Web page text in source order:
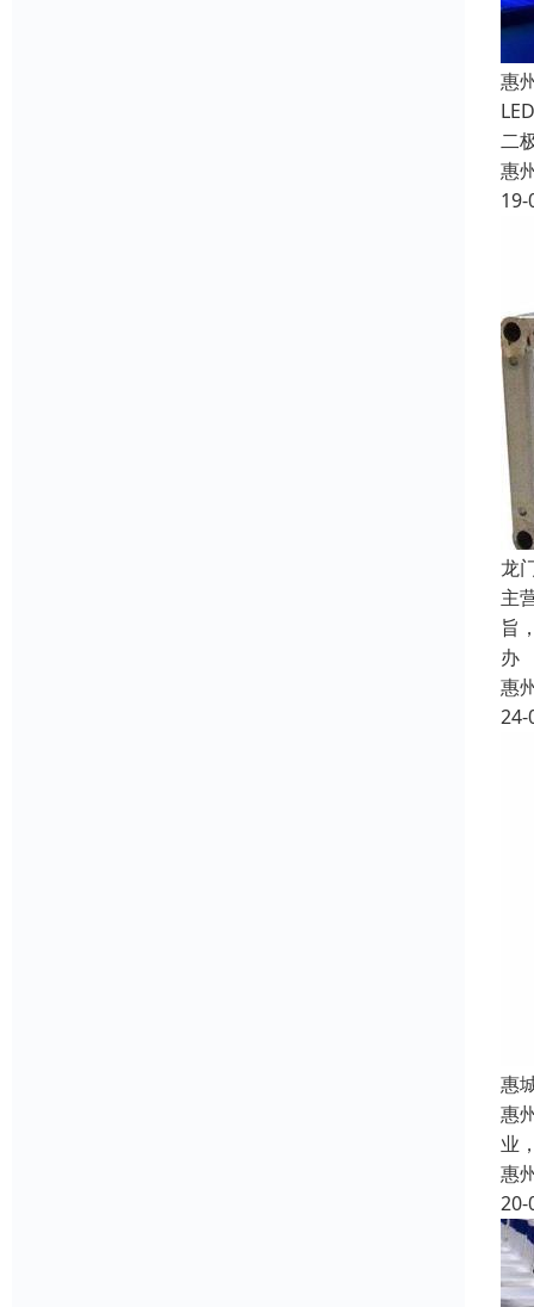
惠
二
惠
19-
龙
主
旨
办
惠
24-
惠
惠
业
惠
20-